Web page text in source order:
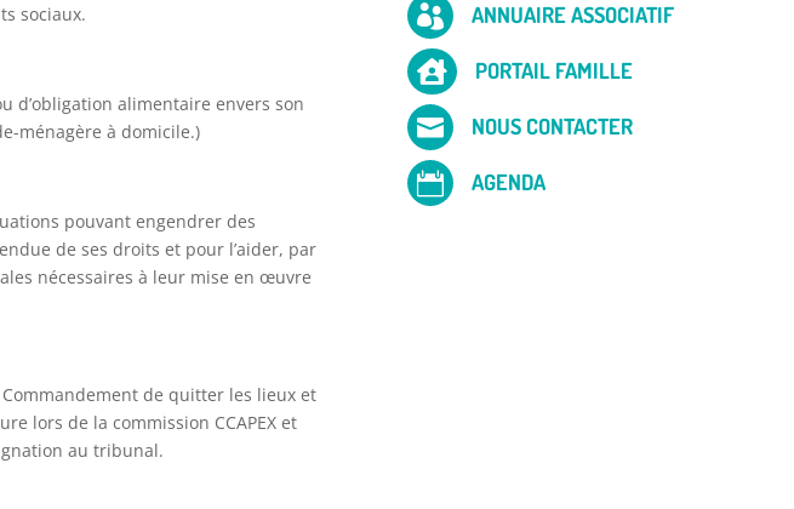
sociaux.
d’obligation alimentaire envers son
ménagère à domicile.)
pouvant engendrer des
de ses droits et pour l’aider, par
nécessaires à leur mise en œuvre
Commandement de quitter les lieux et
lors de la commission CCAPEX et
au tribunal.
 ANNUAIRE ASSOCIATIF
 PORTAIL FAMILLE
 NOUS CONTACTER
 AGENDA